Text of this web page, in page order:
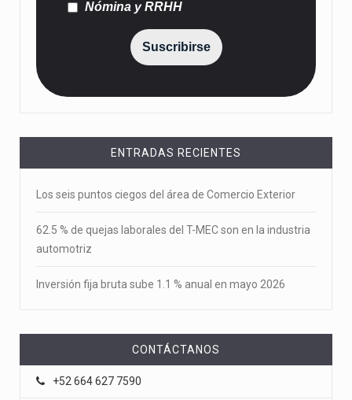
Nómina y RRHH
Suscribirse
ENTRADAS RECIENTES
Los seis puntos ciegos del área de Comercio Exterior
62.5 % de quejas laborales del T-MEC son en la industria
automotriz
Inversión fija bruta sube 1.1 % anual en mayo 2026
CONTÁCTANOS
+52 664 627 7590